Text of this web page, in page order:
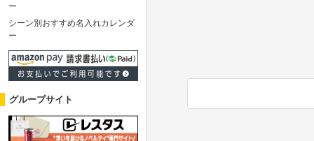
ー
シーン別おすすめ名入れカレンダ
ー
グループサイト